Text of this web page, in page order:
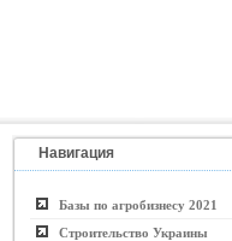
Навигация
Базы по агробизнесу 2021
Строительство Украины